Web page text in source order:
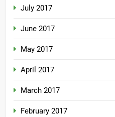
July 2017
June 2017
May 2017
April 2017
March 2017
February 2017